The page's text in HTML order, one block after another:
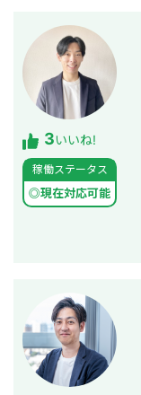
3いいね!
稼働ステータス
◎現在対応可能